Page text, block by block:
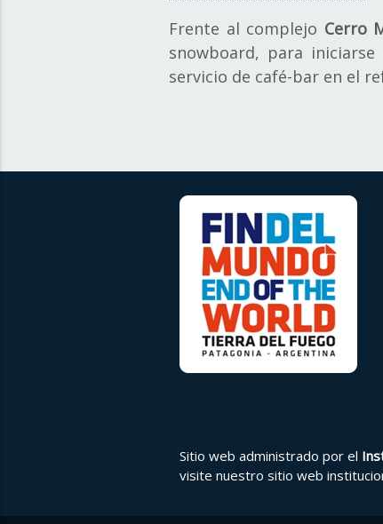
Frente al complejo Cerro
snowboard, para
servicio de café-bar en el
Sitio web administrado por el
visite nuestro sitio web